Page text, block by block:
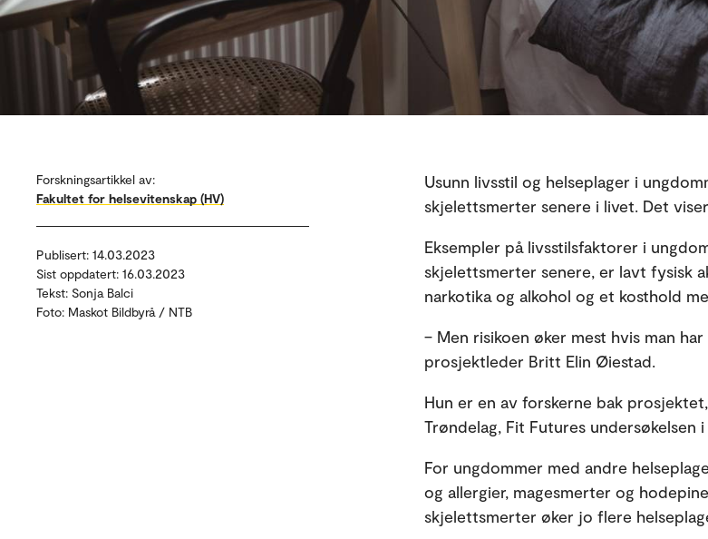
Forskningsartikkel av:
Fakultet for helsevitenskap (HV)
Publisert: 14.03.2023
Sist oppdatert: 16.03.2023
Tekst: Sonja Balci
Foto: Maskot Bildbyrå / NTB
Usunn livsstil og helseplager i
skjelettsmerter senere i livet. Det
Eksempler på livsstilsfaktorer i
skjelettsmerter senere, er lavt fysisk
narkotika og alkohol og et kosthold
– Men risikoen øker mest hvis man
prosjektleder Britt Elin Øiestad.
Hun er en av forskerne bak
Trøndelag, Fit Futures undersøkelsen
For ungdommer med andre
og allergier, magesmerter og
skjelettsmerter øker jo flere